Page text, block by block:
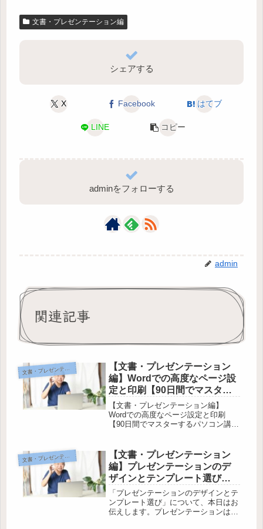
文書・プレゼンテーション編
シェアする
X Facebook はてブ
LINE コピー
adminをフォローする
admin
関連記事
文書・プレゼンテーション編
【文書・プレゼンテーション
編】Wordでの高度なページ設
定と印刷【90日間でマスター
するパソコン講座】
【文書・プレゼンテーション編】
Wordでの高度なページ設定と印刷
【90日間でマスターするパソコン講
しく解説しています。Wordの基本操
作から始めて、簡単な文書の作成方法
や...
文書・プレゼンテーション編
【文書・プレゼンテーション
編】プレゼンテーションのデ
ザインとテンプレート選び
【90日間でマスターするパソ
コン講座】
「プレゼンテーションのデザインとテ
ンプレート選び」について、本日はお
伝えします。プレゼンテーションは、